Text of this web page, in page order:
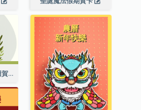
綠色地球和植物插圖賀卡